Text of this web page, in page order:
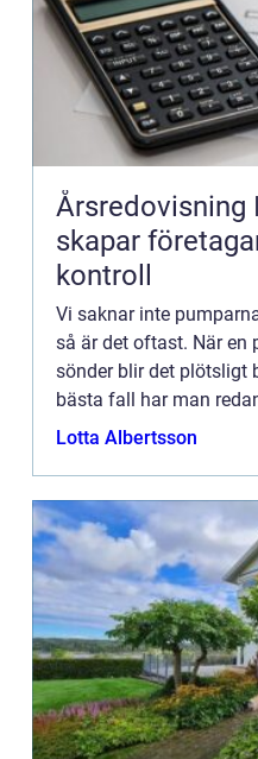
Årsredovisning I
skapar
kontroll
Vi saknar inte
så är det oftast. När en
sönder blir det plötsligt
bästa fall har man
Lotta Albertsson